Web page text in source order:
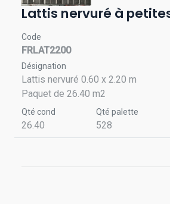
Lattis nervuré à
Code
FRLAT2200
Désignation
Lattis nervuré 0.60 x 2.20 m
Paquet de 26.40 m2
Qté cond
26.40
Qté palette
528